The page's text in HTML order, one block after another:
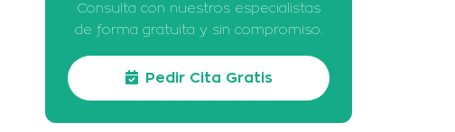
Consulta con nuestros especialistas
de forma gratuita y sin compromiso.
Pedir Cita Gratis